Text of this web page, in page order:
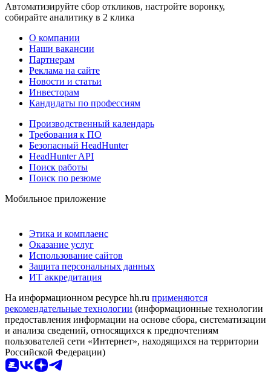
Автоматизируйте сбор откликов, настройте воронку,
собирайте аналитику в 2 клика
О компании
Наши вакансии
Партнерам
Реклама на сайте
Новости и статьи
Инвесторам
Кандидаты по профессиям
Производственный календарь
Требования к ПО
Безопасный HeadHunter
HeadHunter API
Поиск работы
Поиск по резюме
Мобильное приложение
Этика и комплаенс
Оказание услуг
Использование сайтов
Защита персональных данных
ИТ аккредитация
На информационном ресурсе hh.ru применяются
рекомендательные технологии (информационные технологии
предоставления информации на основе сбора, систематизации
и анализа сведений, относящихся к предпочтениям
пользователей сети «Интернет», находящихся на территории
Российской Федерации)